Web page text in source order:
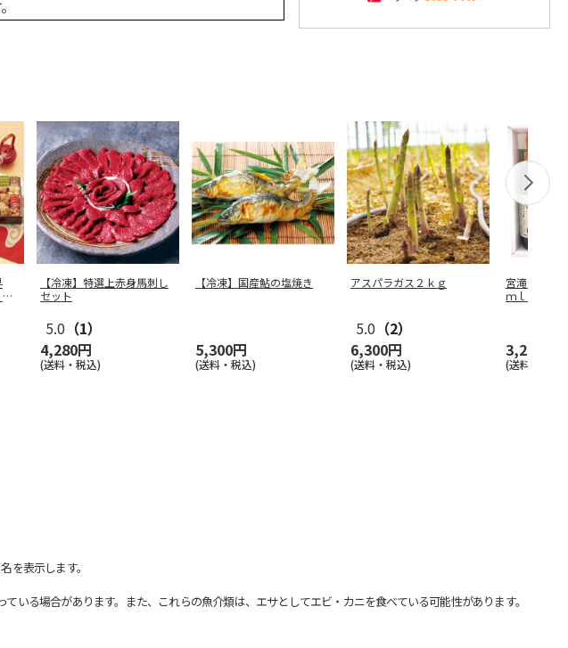
【冷凍】特選上赤身馬刺し
セット
5.0 （1）
4,280円
(送料・税込)
【冷凍】国産鮎の塩焼き
5,300円
(送料・税込)
アスパラガス２ｋｇ
5.0 （2）
6,300円
(送料・税込)
宮滝ぽん酢
ｍｌ ３本
3,200円
(送料・税込)
を表示します。
る場合があります。また、これらの魚介類は、エサとしてエビ・カニを食べている可能性があります。